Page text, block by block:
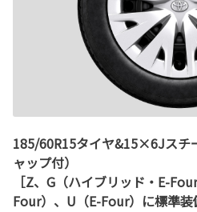
185/60R15タイヤ&15×6Jスチ
ャップ付）
［Z、G（ハイブリッド・E-
Four）、U（E-Four）に標準装